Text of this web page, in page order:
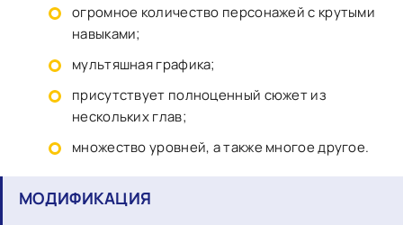
огромное количество персонажей с крутыми
навыками;
мультяшная графика;
присутствует полноценный сюжет из
нескольких глав;
множество уровней, а также многое другое.
МОДИФИКАЦИЯ